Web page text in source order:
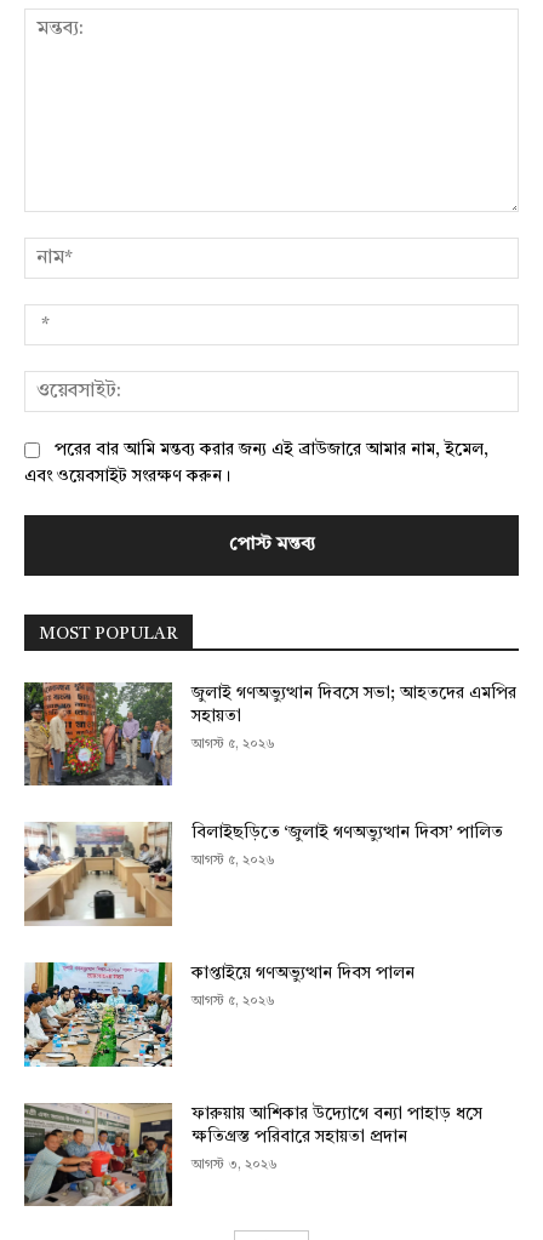
পরের বার আমি মন্তব্য করার জন্য এই ব্রাউজারে আমার নাম, ইমেল,
এবং ওয়েবসাইট সংরক্ষণ করুন।
MOST POPULAR
জুলাই গণঅভ্যুত্থান দিবসে সভা; আহতদের এমপির
সহায়তা
আগস্ট ৫, ২০২৬
বিলাইছড়িতে ‘জুলাই গণঅভ্যুত্থান দিবস’ পালিত
আগস্ট ৫, ২০২৬
কাপ্তাইয়ে গণঅভ্যুত্থান দিবস পালন
আগস্ট ৫, ২০২৬
ফারুয়ায় আশিকার উদ্যোগে বন্যা পাহাড় ধসে
ক্ষতিগ্রস্ত পরিবারে সহায়তা প্রদান
আগস্ট ৩, ২০২৬